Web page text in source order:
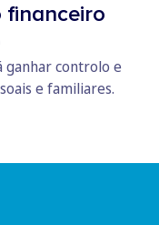
ganhar controlo e
e familiares.